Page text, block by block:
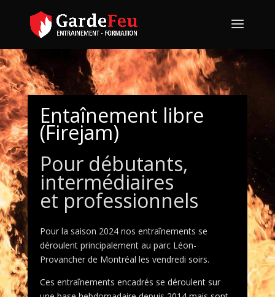
Entaînement libre
(Firejam)
Pour débutants,
intermédiaires
et professionnels
Pour la saison 2024 nos entraînements se
déroulent principalement au parc Léon-
Provancher de Montréal les vendredi soirs.
Ces entraînements encadrés se déroulent sur